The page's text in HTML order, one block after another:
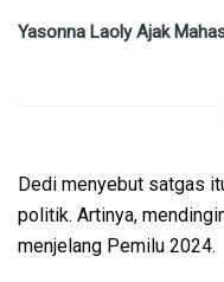
Yasonna Laoly Ajak
Dedi menyebut satgas
politik. Artinya,
menjelang Pemilu 2024.